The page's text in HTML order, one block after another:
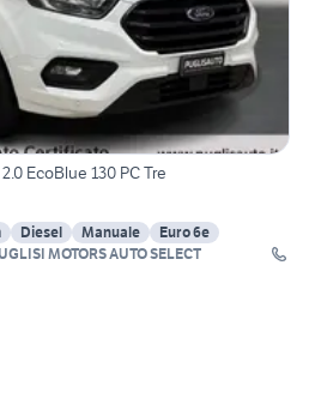
EcoBlue 130 PC Tre
Diesel Manuale
Euro 6e
PUGLISAUTO - PUGLISI MOTORS AUTO SELECT